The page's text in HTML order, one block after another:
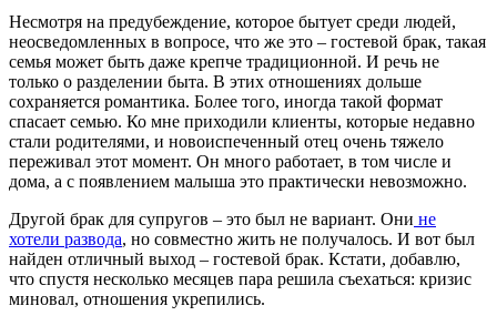
Несмотря на предубеждение, которое бытует среди людей,
неосведомленных в вопросе, что же это – гостевой брак, такая
семья может быть даже крепче традиционной. И речь не
только о разделении быта. В этих отношениях дольше
сохраняется романтика. Более того, иногда такой формат
спасает семью. Ко мне приходили клиенты, которые недавно
стали родителями, и новоиспеченный отец очень тяжело
переживал этот момент. Он много работает, в том числе и
дома, а с появлением малыша это практически невозможно.
Другой брак для супругов – это был не вариант. Они не
хотели развода, но совместно жить не получалось. И вот был
найден отличный выход – гостевой брак. Кстати, добавлю,
что спустя несколько месяцев пара решила съехаться: кризис
миновал, отношения укрепились.